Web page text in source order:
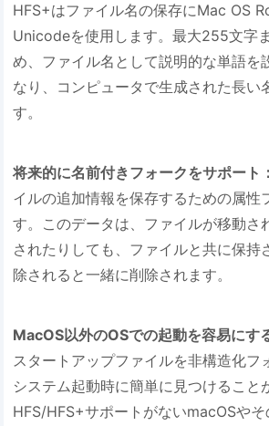
HFS+はファイル名の保存にMac OS
Unicodeを使用します。最大255文字
め、ファイル名として説明的な単語を
なり、コンピュータで生成された長い
す。
将来的に名前付きフォークをサポート：
イルの追加情報を保存するための属性
す。このデータは、ファイルが移動さ
されたりしても、ファイルと共に保持
除されると一緒に削除されます。
MacOS以外のOSでの起動を容易にす
スタートアップファイルを非構造化フ
システム起動時に簡単に見つけること
HFS/HFS+サポートがないmacOSや